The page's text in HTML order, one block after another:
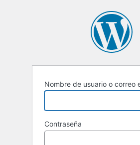
Nombre de usuario o correo
Contraseña